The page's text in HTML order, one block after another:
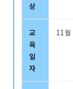
상
교
육
일
자
11